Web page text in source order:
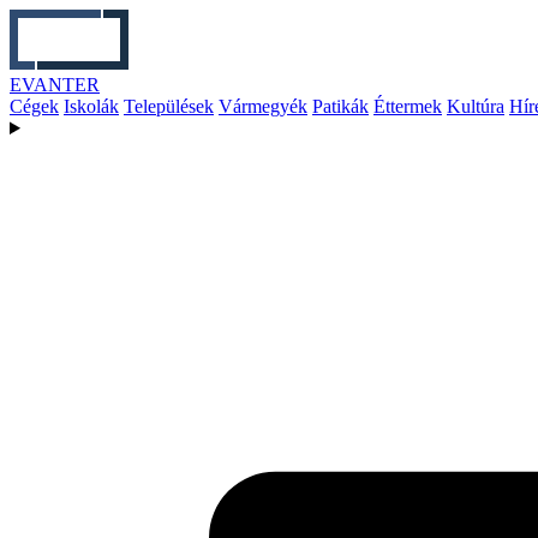
EVANTER
Cégek Iskolák Települések Vármegyék Patikák Éttermek Kultúra